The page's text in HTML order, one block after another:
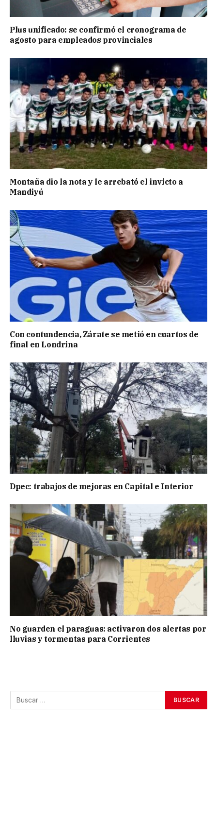
Plus unificado: se confirmó el cronograma de
agosto para empleados provinciales
Montaña dio la nota y le arrebató el invicto a
Mandiyú
Con contundencia, Zárate se metió en cuartos de
final en Londrina
Dpec: trabajos de mejoras en Capital e Interior
No guarden el paraguas: activaron dos alertas por
lluvias y tormentas para Corrientes